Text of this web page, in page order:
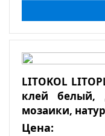
LITOKOL
клей белый,
мозаики,
Цена: